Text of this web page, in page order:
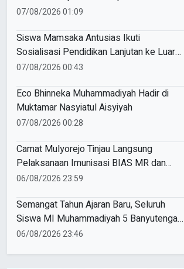
Ke-81 RI Kecamatan Pare
07/08/2026 01:09
Siswa Mamsaka Antusias Ikuti
Sosialisasi Pendidikan Lanjutan ke Luar
Negeri
07/08/2026 00:43
Eco Bhinneka Muhammadiyah Hadir di
Muktamar Nasyiatul Aisyiyah
07/08/2026 00:28
Camat Mulyorejo Tinjau Langsung
Pelaksanaan Imunisasi BIAS MR dan
HPV di SD Muhammadiyah 18 Surabaya
06/08/2026 23:59
Semangat Tahun Ajaran Baru, Seluruh
Siswa MI Muhammadiyah 5 Banyutengah
Ikuti Latihan Tapak Suci Perdana
06/08/2026 23:46